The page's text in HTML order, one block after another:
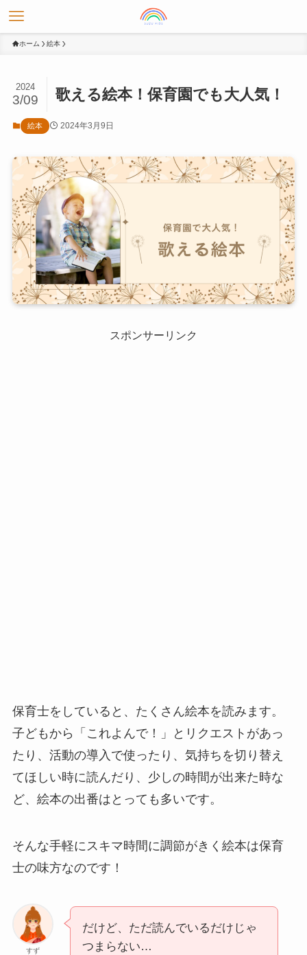
ホーム 絵本
歌える絵本！保育園でも大人気！
2024
3/09
絵本 2024年3月9日
スポンサーリンク
保育士をしていると、たくさん絵本を読みます。
子どもから「これよんで！」とリクエストがあっ
たり、活動の導入で使ったり、気持ちを切り替え
てほしい時に読んだり、少しの時間が出来た時な
ど、絵本の出番はとっても多いです。
そんな手軽にスキマ時間に調節がきく絵本は保育
士の味方なのです！
すず
だけど、ただ読んでいるだけじゃ
つまらない…